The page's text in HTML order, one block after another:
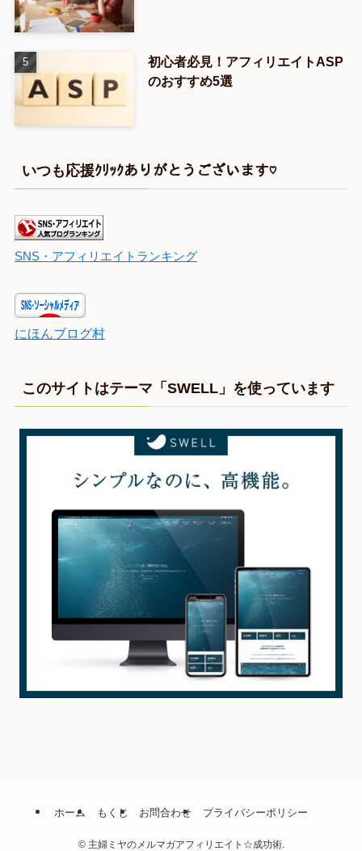
初心者必見！アフィリエイトASP
のおすすめ5選
いつも応援ｸﾘｯｸありがとうございます♡
SNS・アフィリエイトランキング
にほんブログ村
このサイトはテーマ「SWELL」を使っています
ホーム もくじ お問合わせ プライバシーポリシー
©主婦ミヤのメルマガアフィリエイト☆成功術.